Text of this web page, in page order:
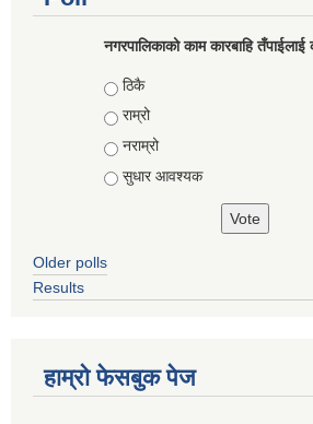
नगरपालिकाको काम कारबाहि
Choices
ठिकै
राम्रो
नराम्रो
सुधार आवश्यक
Older polls
Results
हाम्रो फेसबुक पेज